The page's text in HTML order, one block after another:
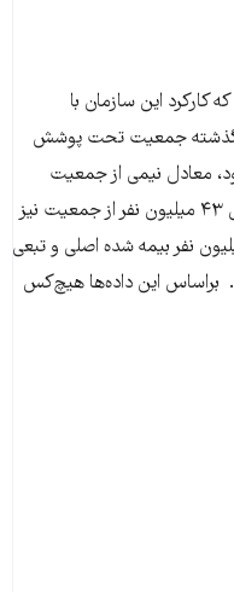
کارکرد این سازمان با
گذشته جمعیت تحت پوشش
کرده بود، معادل نیمی از جمعیت
ایران. براساس اعلام سازمان تامین اجتماعی ۴۳ میلیون نفر از جمعیت نیز
این سازمان قرار دارند. ۳۷ میلیون نفر بیمه شده اصلی و تبعی
براساس این داده‌ها هیچ‌کس